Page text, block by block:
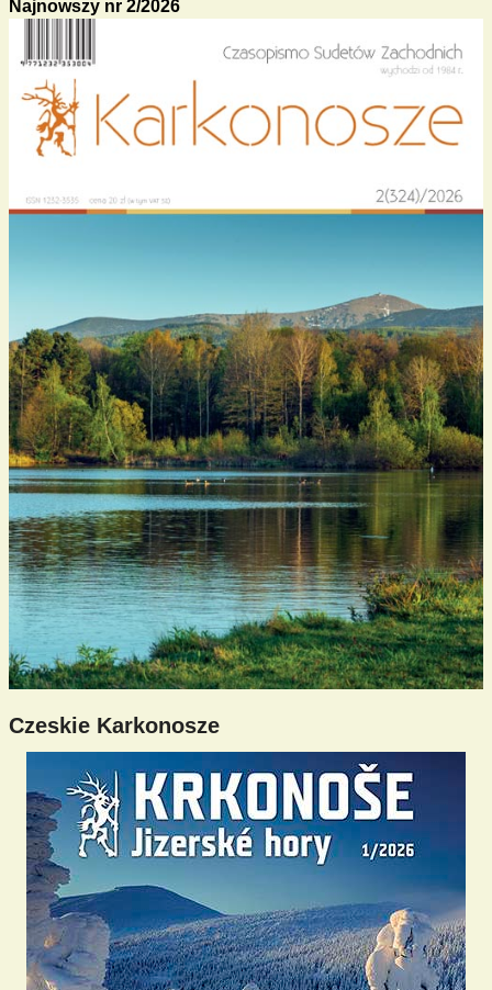
Najnowszy nr 2/2026
Czeskie Karkonosze